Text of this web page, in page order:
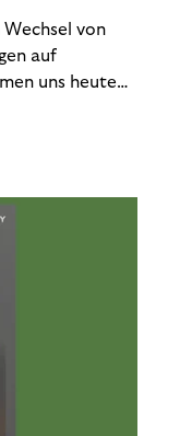
von
auf
uns heute